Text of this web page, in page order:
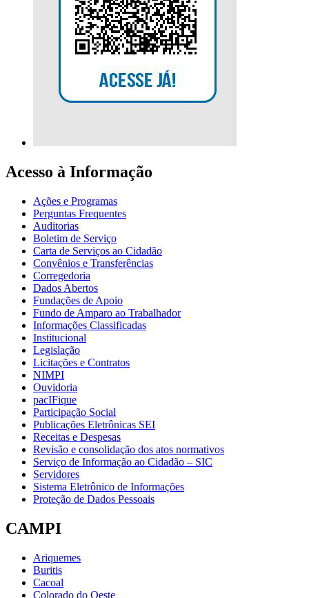
Acesso à Informação
Ações e Programas
Perguntas Frequentes
Auditorias
Boletim de Serviço
Carta de Serviços ao Cidadão
Convênios e Transferências
Corregedoria
Dados Abertos
Fundações de Apoio
Fundo de Amparo ao Trabalhador
Informações Classificadas
Institucional
Legislação
Licitações e Contratos
NIMPI
Ouvidoria
pacIFique
Participação Social
Publicações Eletrônicas SEI
Receitas e Despesas
Revisão e consolidação dos atos normativos
Serviço de Informação ao Cidadão – SIC
Servidores
Sistema Eletrônico de Informações
Proteção de Dados Pessoais
CAMPI
Ariquemes
Buritis
Cacoal
Colorado do Oeste